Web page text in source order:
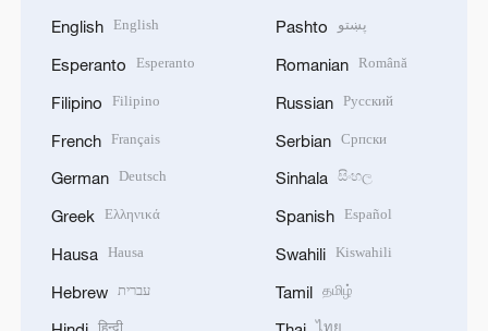
English English
Esperanto Esperanto
Filipino Filipino
French Français
German Deutsch
Greek Ελληνικά
Hausa Hausa
Hebrew עברית
Pashto پښتو
Romanian Română
Russian Русский
Serbian Српски
Sinhala සිංහල
Spanish Español
Swahili Kiswahili
Tamil தமிழ்